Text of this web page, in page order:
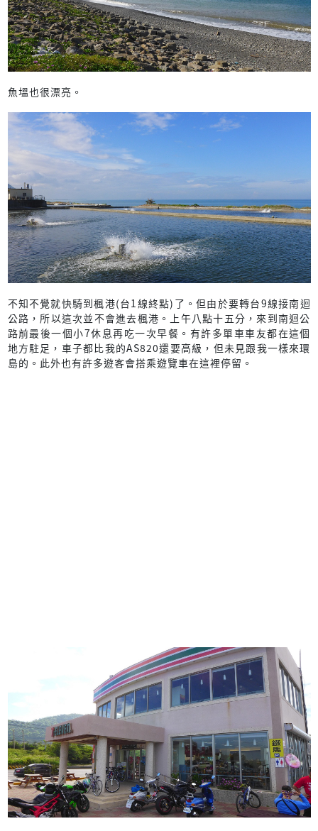
魚塭也很漂亮。
不知不覺就快騎到楓港(台1線終點)了。但由於要轉台9線接南迴
公路，所以這次並不會進去楓港。上午八點十五分，來到南迴公
路前最後一個小7休息再吃一次早餐。有許多單車車友都在這個
地方駐足，車子都比我的AS820還要高級，但未見跟我一樣來環
島的。此外也有許多遊客會搭乘遊覽車在這裡停留。